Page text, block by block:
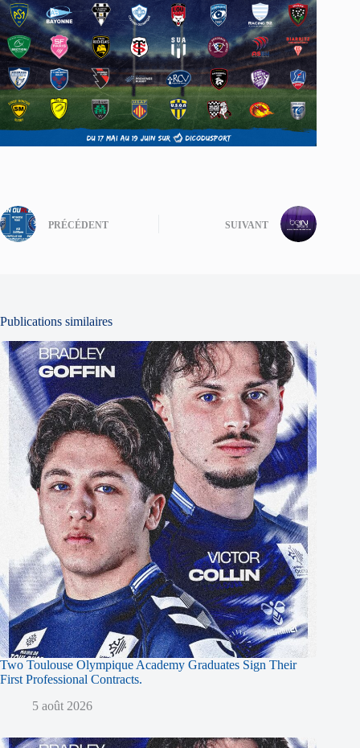
PRÉCÉDENT SUIVANT
Publications similaires
Two Toulouse Olympique Academy Graduates Sign Their
First Professional Contracts.
5 août 2026